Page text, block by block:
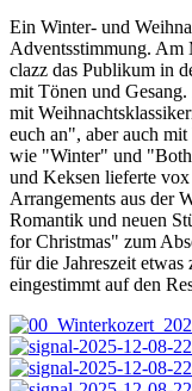
Ein Winter- und
Adventsstimmung. Am
clazz das Publikum in
mit Tönen und
mit
euch an", aber auch
wie "Winter" und "Both
und Keksen lieferte
Arrangements aus der
Romantik und neuen
for Christmas" zum
für die Jahreszeit
eingestimmt auf den